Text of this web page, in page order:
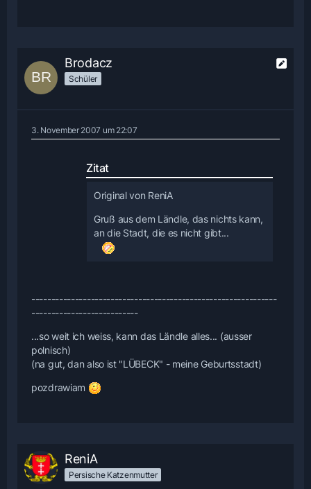
Brodacz
Schüler
3. November 2007 um 22:07
Zitat
Original von ReniA
Gruß aus dem Ländle, das nichts kann,
an die Stadt, die es nicht gibt...
--------------------------------------------------------------
---------------------------
...so weit ich weiss, kann das Ländle alles... (ausser
polnisch)
(na gut, dan also ist "LÜBECK" - meine Geburtsstadt)
pozdrawiam
ReniA
Persische Katzenmutter